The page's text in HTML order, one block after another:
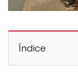
Índice